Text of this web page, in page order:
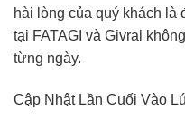
hài lòng của quý khách là
tại FATAGI và Givral
từng ngày.
Cập Nhật Lần Cuối Vào